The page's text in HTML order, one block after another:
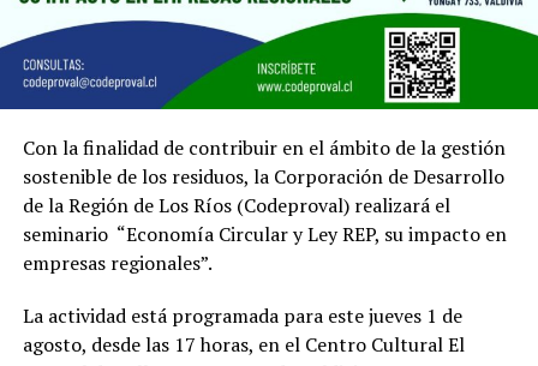
Con la finalidad de contribuir en el ámbito de la gestión
sostenible de los residuos, la Corporación de Desarrollo
de la Región de Los Ríos (Codeproval) realizará el
seminario “Economía Circular y Ley REP, su impacto en
empresas regionales”.
La actividad está programada para este jueves 1 de
agosto, desde las 17 horas, en el Centro Cultural El